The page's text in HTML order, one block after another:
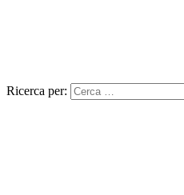
Ricerca per: